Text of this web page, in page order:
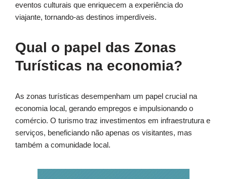
eventos culturais que enriquecem a experiência do
viajante, tornando-as destinos imperdíveis.
Qual o papel das Zonas
Turísticas na economia?
As zonas turísticas desempenham um papel crucial na
economia local, gerando empregos e impulsionando o
comércio. O turismo traz investimentos em infraestrutura e
serviços, beneficiando não apenas os visitantes, mas
também a comunidade local.